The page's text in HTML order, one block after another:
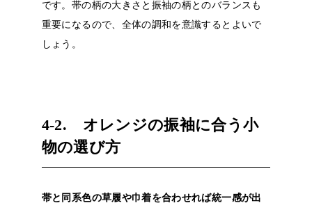
です。帯の柄の大きさと振袖の柄とのバランスも
重要になるので、全体の調和を意識するとよいで
しょう。
4-2. オレンジの振袖に合う小
物の選び方
帯と同系色の草履や巾着を合わせれば統一感が出